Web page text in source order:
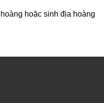
hoặc sinh địa hoàng